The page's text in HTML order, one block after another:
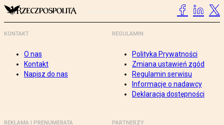
KONTAKT
O nas
Kontakt
Napisz do nas
REGULAMIN
Polityka Prywatności
Zmiana ustawień zgód
Regulamin serwisu
Informacje o nadawcy
Deklaracja dostępności
REKLAMA I PRENUMERATA PARTNERZY